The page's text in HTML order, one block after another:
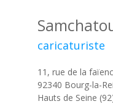
caricaturiste
11, rue de la
92340 Bourg-la-
Hauts de Seine